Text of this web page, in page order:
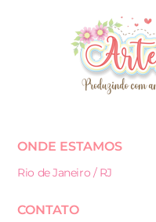
ONDE ESTAMOS
Rio de Janeiro / RJ
CONTATO